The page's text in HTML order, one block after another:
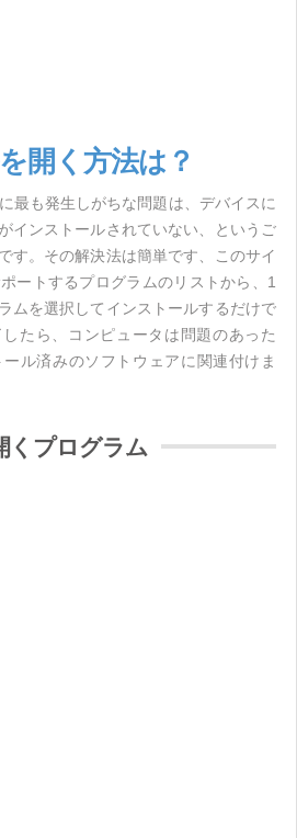
開く方法は？
最も発生しがちな問題は、デバイスに
インストールされていない、というご
す。その解決法は簡単です、このサイ
ートするプログラムのリストから、1
ムを選択してインストールするだけで
たら、コンピュータは問題のあった
ル済みのソフトウェアに関連付けま
くプログラム